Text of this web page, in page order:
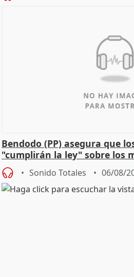
Bendodo (PP) asegura que
"cumplirán la ley" sobre los
Sonido Totales 06/08/